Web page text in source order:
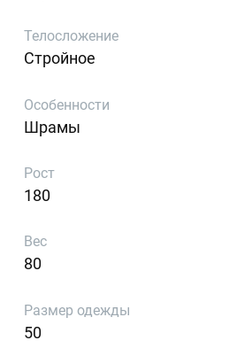
Телосложение
Стройное
Особенности
Шрамы
Рост
180
Вес
80
Размер одежды
50